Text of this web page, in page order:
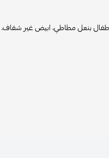
بنعل مطاطي، ابيض غير